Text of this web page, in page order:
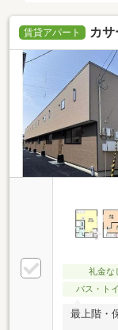
賃貸アパート カサ
礼金な
バス・ト
最上階・